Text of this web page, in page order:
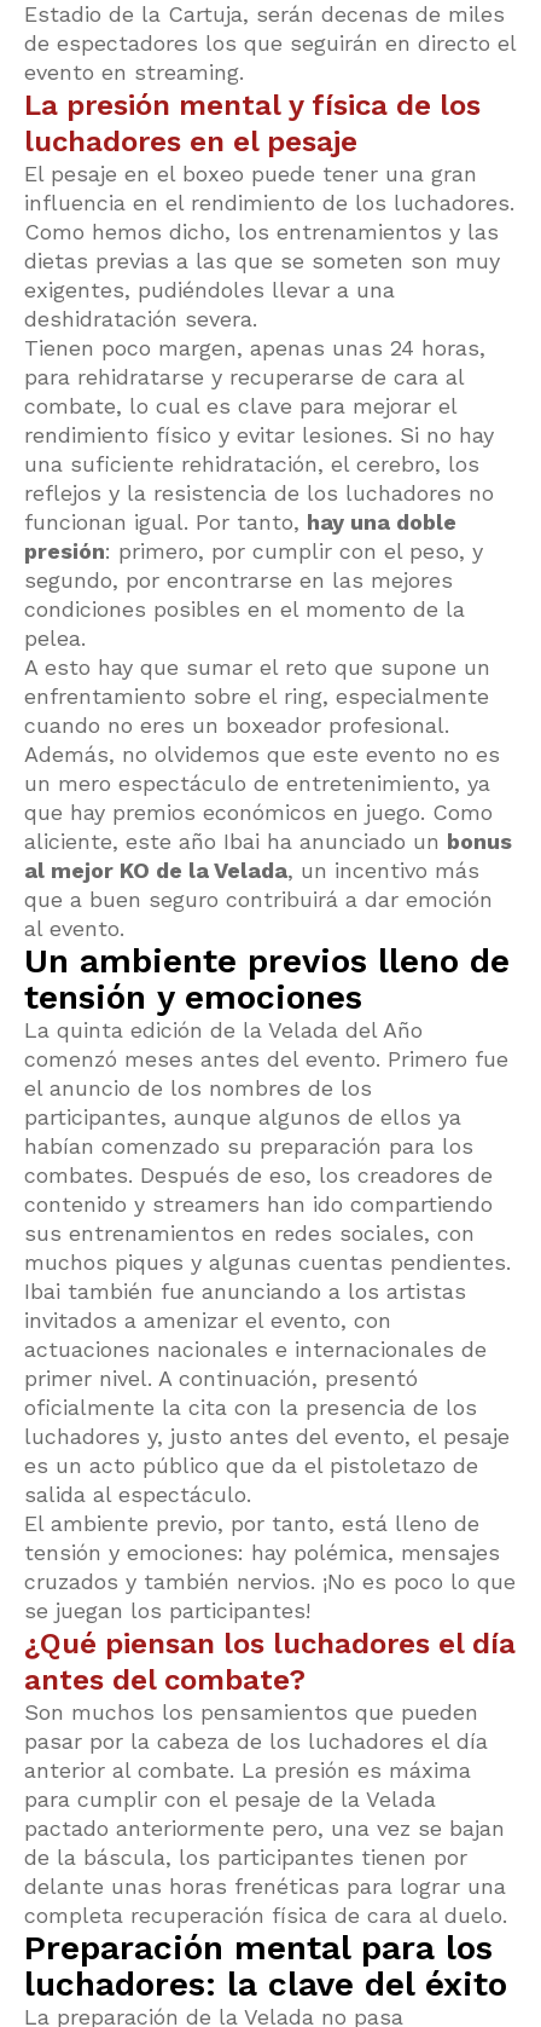
Estadio de la Cartuja, serán decenas de miles
de espectadores los que seguirán en directo el
evento en streaming.
La presión mental y física de los
luchadores en el pesaje
El pesaje en el boxeo puede tener una gran
influencia en el rendimiento de los luchadores.
Como hemos dicho, los entrenamientos y las
dietas previas a las que se someten son muy
exigentes, pudiéndoles llevar a una
deshidratación severa.
Tienen poco margen, apenas unas 24 horas,
para rehidratarse y recuperarse de cara al
combate, lo cual es clave para mejorar el
rendimiento físico y evitar lesiones. Si no hay
una suficiente rehidratación, el cerebro, los
reflejos y la resistencia de los luchadores no
funcionan igual. Por tanto, hay una doble
presión: primero, por cumplir con el peso, y
segundo, por encontrarse en las mejores
condiciones posibles en el momento de la
pelea.
A esto hay que sumar el reto que supone un
enfrentamiento sobre el ring, especialmente
cuando no eres un boxeador profesional.
Además, no olvidemos que este evento no es
un mero espectáculo de entretenimiento, ya
que hay premios económicos en juego. Como
aliciente, este año Ibai ha anunciado un bonus
al mejor KO de la Velada, un incentivo más
que a buen seguro contribuirá a dar emoción
al evento.
Un ambiente previos lleno de
tensión y emociones
La quinta edición de la Velada del Año
comenzó meses antes del evento. Primero fue
el anuncio de los nombres de los
participantes, aunque algunos de ellos ya
habían comenzado su preparación para los
combates. Después de eso, los creadores de
contenido y streamers han ido compartiendo
sus entrenamientos en redes sociales, con
muchos piques y algunas cuentas pendientes.
Ibai también fue anunciando a los artistas
invitados a amenizar el evento, con
actuaciones nacionales e internacionales de
primer nivel. A continuación, presentó
oficialmente la cita con la presencia de los
luchadores y, justo antes del evento, el pesaje
es un acto público que da el pistoletazo de
salida al espectáculo.
El ambiente previo, por tanto, está lleno de
tensión y emociones: hay polémica, mensajes
cruzados y también nervios. ¡No es poco lo que
se juegan los participantes!
¿Qué piensan los luchadores el día
antes del combate?
Son muchos los pensamientos que pueden
pasar por la cabeza de los luchadores el día
anterior al combate. La presión es máxima
para cumplir con el pesaje de la Velada
pactado anteriormente pero, una vez se bajan
de la báscula, los participantes tienen por
delante unas horas frenéticas para lograr una
completa recuperación física de cara al duelo.
Preparación mental para los
luchadores: la clave del éxito
La preparación de la Velada no pasa